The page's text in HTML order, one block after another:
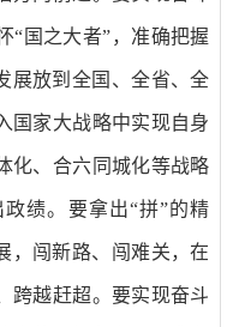
“国之大者”，准确把握
展放到全国、全省、全
国家大战略中实现自身
化、合六同城化等战略
绩。要拿出“拼”的精
，闯新路、闯难关，在
跨越赶超。要实现奋斗